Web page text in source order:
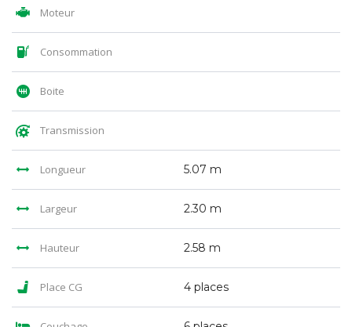
Moteur
Consommation
Boite
Transmission
Longueur 5.07 m
Largeur 2.30 m
Hauteur 2.58 m
Place CG 4 places